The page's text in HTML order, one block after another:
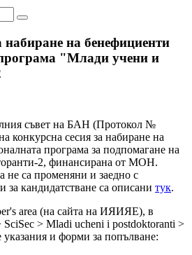
набиране на бенефициенти
"Млади учени и
съвет на БАН (Протокол №
конкурсна сесия за набиране на
програма за подпомагане на
2, финансирана от МОН.
не са променяни и заедно с
за кандидатстване са описани тук.
area (на сайта на ИЯИЯЕ), в
> Mladi ucheni i postdoktoranti >
указания и форми за попълване: